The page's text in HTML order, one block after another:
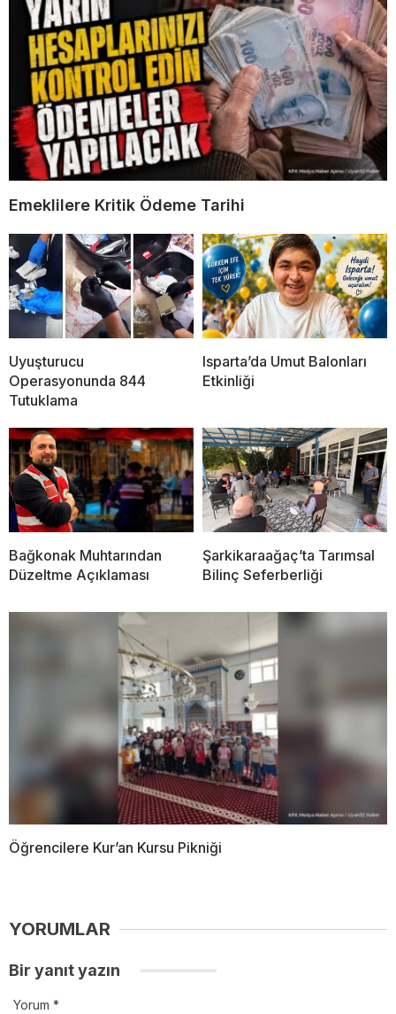
Emeklilere Kritik Ödeme Tarihi
Uyuşturucu
Operasyonunda 844
Tutuklama
Isparta’da Umut Balonları
Etkinliği
Bağkonak Muhtarından
Düzeltme Açıklaması
Şarkikaraağaç’ta Tarımsal
Bilinç Seferberliği
Öğrencilere Kur’an Kursu Pikniği
YORUMLAR
Bir yanıt yazın
Yorum *